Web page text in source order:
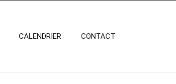
CALENDRIER CONTACT